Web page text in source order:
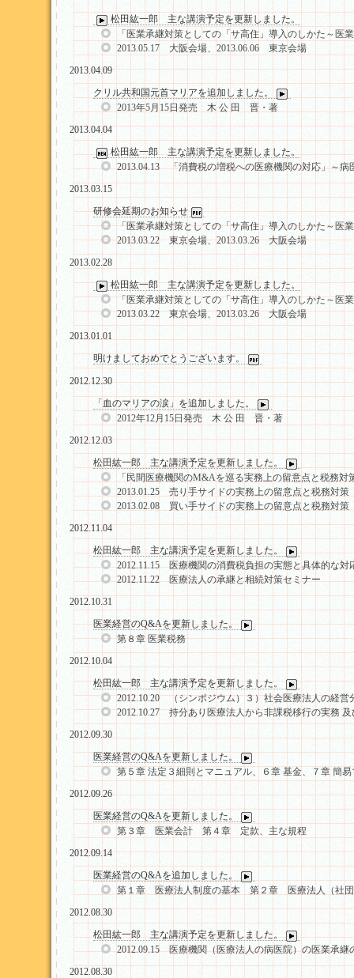
松田紘一郎 主な講演予定を更新しました。
「医業承継対策としての「サ高住」導入のしかた～医
2013.05.17 大阪会場、2013.06.06 東京会場
2013.04.09
クリル共和国元首マリアを追加しました。
2013年5月15日発売 木 公 田 晋・著
2013.04.04
松田紘一郎 主な講演予定を更新しました。
2013.04.13 「消費税の増税への医療機関の対応」～病
2013.03.15
研修会延期のお知らせ
「医業承継対策としての「サ高住」導入のしかた～医
2013.03.22 東京会場、2013.03.26 大阪会場
2013.02.28
松田紘一郎 主な講演予定を更新しました。
「医業承継対策としての「サ高住」導入のしかた～医
2013.03.22 東京会場、2013.03.26 大阪会場
2013.01.01
明けましておめでとうございます。
2012.12.30
「血のマリアの涙」を追加しました。
2012年12月15日発売 木 公 田 晋・著
2012.12.03
松田紘一郎 主な講演予定を更新しました。
「民間医療機関のM&Aを巡る実務上の留意点と税務対
2013.01.25 売り手サイドの実務上の留意点と税務対策
2013.02.08 買い手サイドの実務上の留意点と税務対策
2012.11.04
松田紘一郎 主な講演予定を更新しました。
2012.11.15 医療機関の消費税負担の実態と具体的な対
2012.11.22 医療法人の承継と相続対策セミナー
2012.10.31
医業経営のQ&Aを更新しました。
第８章 医業税務
2012.10.04
松田紘一郎 主な講演予定を更新しました。
2012.10.20 （シンポジウム）３）社会医療法人の経営
2012.10.27 持分あり医療法人から非課税移行の実務
2012.09.30
医業経営のQ&Aを更新しました。
第５章 法定３細則とマニュアル、６章 基金、７章 簡
2012.09.26
医業経営のQ&Aを更新しました。
第３章 医業会計 第４章 定款、主な規程
2012.09.14
医業経営のQ&Aを追加しました。
第１章 医療法人制度の基本 第２章 医療法人（社団
2012.08.30
松田紘一郎 主な講演予定を更新しました。
2012.09.15 医療機関（医療法人の病医院）の医業承継
2012.08.30